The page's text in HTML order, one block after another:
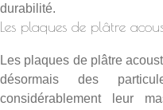
durabilité.
Les plaques de plâtre
Les plaques de plâtre
désormais des
considérablement leur